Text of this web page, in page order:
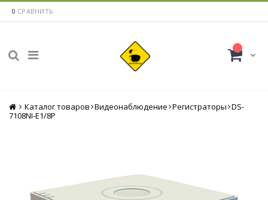
0 СРАВНИТЬ
Главная
Каталог товаров Видеонаблюдение Регистраторы DS-
7108NI-E1/8P